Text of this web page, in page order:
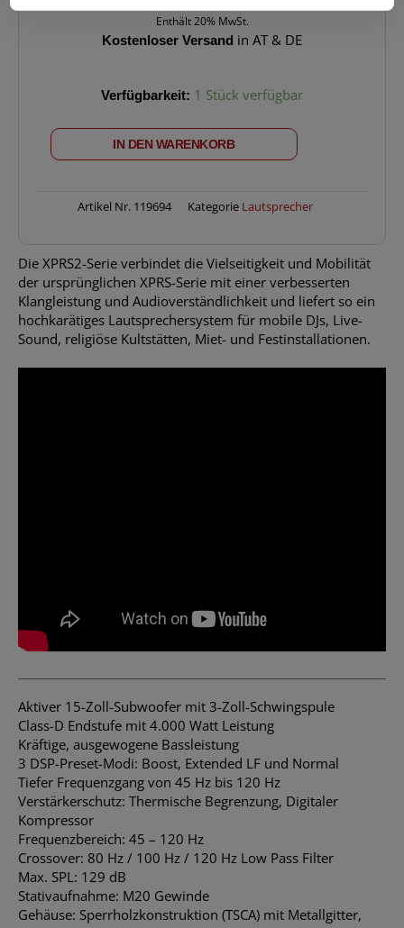
Enthält 20% MwSt.
Kostenloser Versand in AT & DE
Verfügbarkeit: 1 Stück verfügbar
XPRS1152ST
Menge
IN DEN WARENKORB
Artikel Nr. 119694 Kategorie Lautsprecher
Die XPRS2-Serie verbindet die Vielseitigkeit und Mobilität
der ursprünglichen XPRS-Serie mit einer verbesserten
Klangleistung und Audioverständlichkeit und liefert so ein
hochkarätiges Lautsprechersystem für mobile DJs, Live-
Sound, religiöse Kultstätten, Miet- und Festinstallationen.
Aktiver 15-Zoll-Subwoofer mit 3-Zoll-Schwingspule
Class-D Endstufe mit 4.000 Watt Leistung
Kräftige, ausgewogene Bassleistung
3 DSP-Preset-Modi: Boost, Extended LF und Normal
Tiefer Frequenzgang von 45 Hz bis 120 Hz
Verstärkerschutz: Thermische Begrenzung, Digitaler
Kompressor
Frequenzbereich: 45 – 120 Hz
Crossover: 80 Hz / 100 Hz / 120 Hz Low Pass Filter
Max. SPL: 129 dB
Stativaufnahme: M20 Gewinde
Gehäuse: Sperrholzkonstruktion (TSCA) mit Metallgitter,